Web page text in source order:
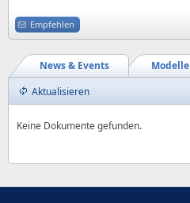
Empfehlen
Modelle
News & Events
Aktualisieren
Keine Dokumente gefunden.